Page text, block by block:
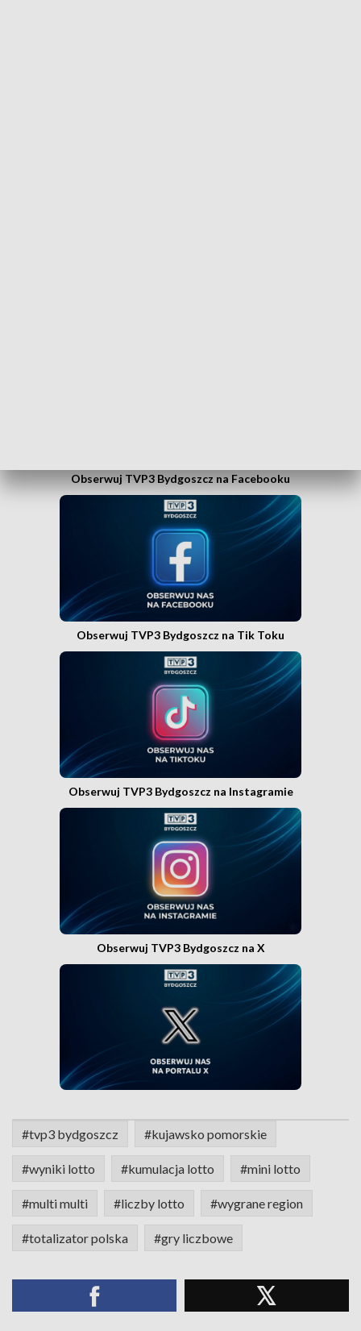
Obserwuj TVP3 Bydgoszcz na Facebooku
Obserwuj TVP3 Bydgoszcz na Tik Toku
Obserwuj TVP3 Bydgoszcz na Instagramie
Obserwuj TVP3 Bydgoszcz na X
#tvp3 bydgoszcz #kujawsko pomorskie
#wyniki lotto #kumulacja lotto #mini lotto
#multi multi #liczby lotto #wygrane region
#totalizator polska #gry liczbowe